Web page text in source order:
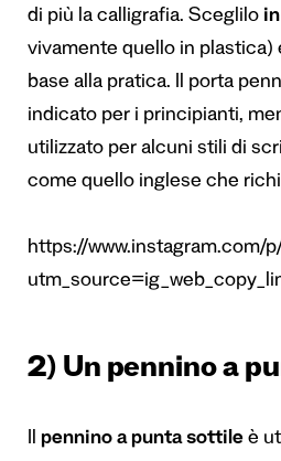
di più la calligrafia. Sceglilo
vivamente quello in plastica)
base alla pratica. Il porta
indicato per i principianti,
utilizzato per alcuni stili di
come quello inglese che
https://www.instagram.com/
2) Un pennino a
Il pennino a punta sottile è